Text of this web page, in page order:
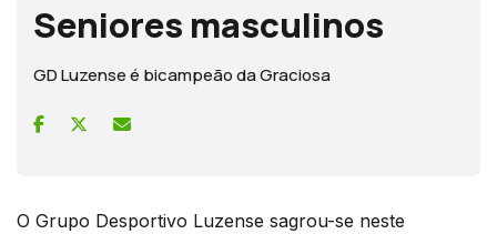
Seniores masculinos
GD Luzense é bicampeão da Graciosa
O Grupo Desportivo Luzense sagrou-se neste